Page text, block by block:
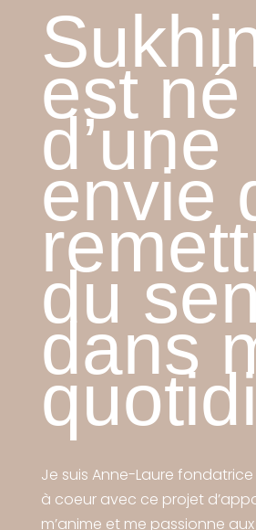
est né
d’une
envie
du
dans
Je suis Anne-Laure fondatrice
à coeur avec ce projet
m’anime et me passionne